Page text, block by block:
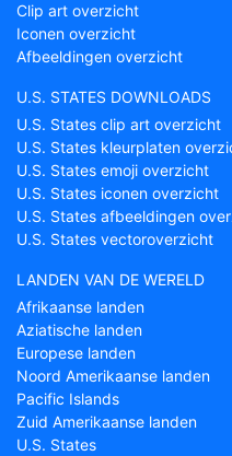
Clip art overzicht
Iconen overzicht
Afbeeldingen overzicht
U.S. STATES DOWNLOADS
U.S. States clip art overzicht
U.S. States kleurplaten
U.S. States emoji overzicht
U.S. States iconen overzicht
U.S. States afbeeldingen
U.S. States vectoroverzicht
LANDEN VAN DE WERELD
Afrikaanse landen
Aziatische landen
Europese landen
Noord Amerikaanse landen
Pacific Islands
Zuid Amerikaanse landen
U.S. States